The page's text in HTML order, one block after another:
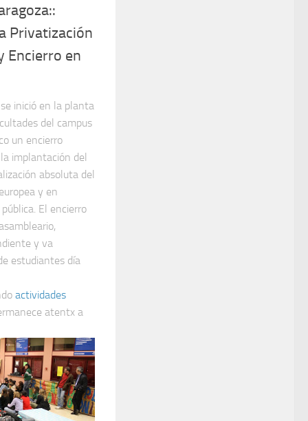
Privatización
Encierro en
inició en la planta
del campus
un encierro
implantación del
absoluta del
y en
El encierro
y va
estudiantes día
actividades
atentx a